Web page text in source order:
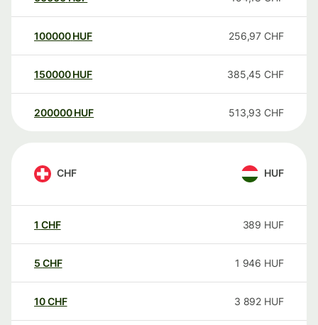
100000 HUF 256,97 CHF
150000 HUF 385,45 CHF
200000 HUF 513,93 CHF
CHF HUF
1 CHF 389 HUF
5 CHF 1 946 HUF
10CHF 3 892 HUF